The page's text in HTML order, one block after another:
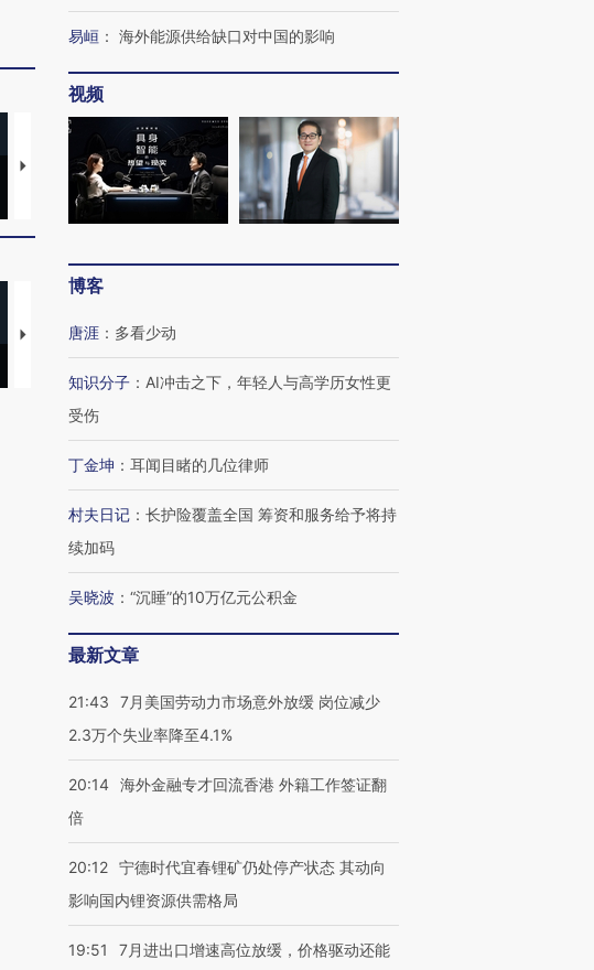
马航飞行员跨国走私7万
粒摇头丸 尿检体内含3种
视线｜被称为“蟑螂”的印
度Z世代 用街头抗争将教
育部长拱下台
机”？难民潮撕裂西班牙
飞地休达
【推广】走进第四届链博
会，让数智科技“链”接产
【特别呈现】寻找100种
有意思的生活方式·第三对
CFO：不靠规模取胜，华
住三大增长引擎是什么？
易峘 ： 海外能源供给缺口对中国的影响
视频
博客
唐涯 ： 多看少动
知识分子 ： AI冲击之下，年轻人与高学历女性更
受伤
丁金坤 ： 耳闻目睹的几位律师
村夫日记 ： 长护险覆盖全国 筹资和服务给予将持
续加码
吴晓波 ： “沉睡”的10万亿元公积金
最新文章
21:43
7月美国劳动力市场意外放缓 岗位减少
2.3万个失业率降至4.1%
20:14 海外金融专才回流香港 外籍工作签证翻
倍
20:12 宁德时代宜春锂矿仍处停产状态 其动向
影响国内锂资源供需格局
19:51
7月进出口增速高位放缓，价格驱动还能